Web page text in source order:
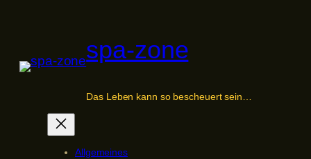
spa-zone
Das Leben kann so bescheuert sein…
Allgemeines